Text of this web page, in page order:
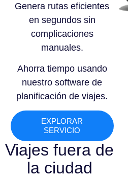
Genera rutas eficientes
en segundos sin
complicaciones
manuales.
Ahorra tiempo usando
nuestro software de
planificación de viajes.
EXPLORAR
SERVICIO
Viajes fuera de
la ciudad